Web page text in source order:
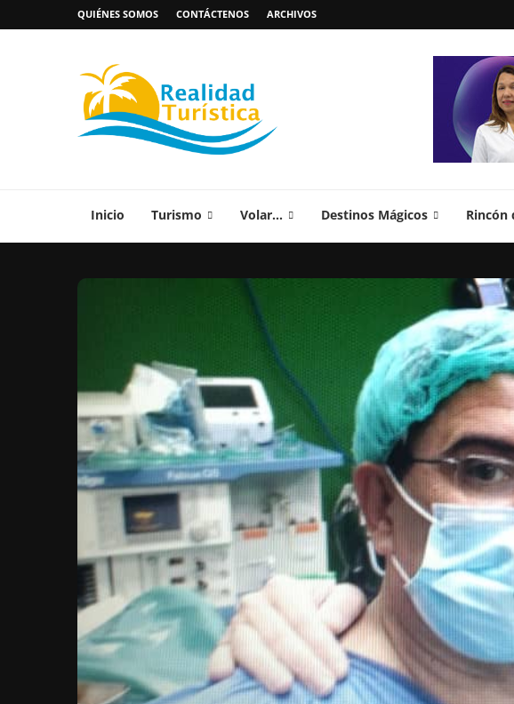
QUIÉNES SOMOS CONTÁCTENOS ARCHIVOS
Inicio Turismo Volar… Destinos Mágicos Rincón